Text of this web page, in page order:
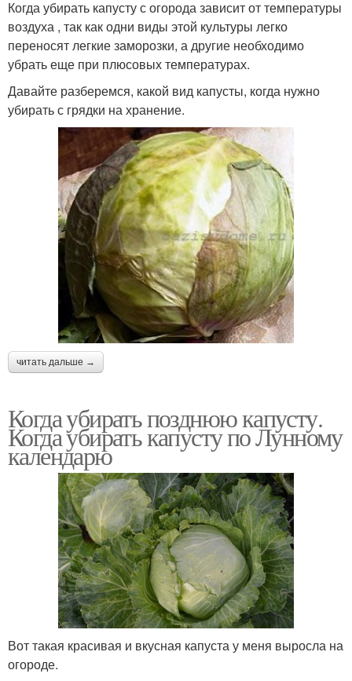
Когда убирать капусту с огорода зависит от температуры
воздуха , так как одни виды этой культуры легко
переносят легкие заморозки, а другие необходимо
убрать еще при плюсовых температурах.
Давайте разберемся, какой вид капусты, когда нужно
убирать с грядки на хранение.
читать дальше →
Когда убирать позднюю капусту.
Когда убирать капусту по Лунному
календарю
Вот такая красивая и вкусная капуста у меня выросла на
огороде.